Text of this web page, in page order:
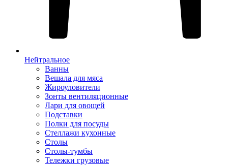
Нейтральное
Ванны
Вешала для мяса
Жироуловители
Зонты вентиляционные
Лари для овощей
Подставки
Полки для посуды
Стеллажи кухонные
Столы
Столы-тумбы
Тележки грузовые